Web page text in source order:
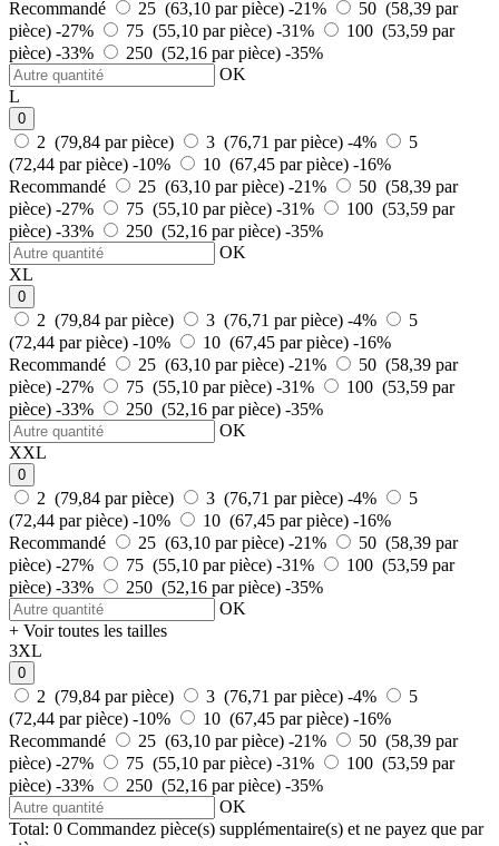
Recommandé 25 (63,10 par pièce) -21%
50 (58,39 par
pièce) -27% 75 (55,10 par pièce) -31%
100 (53,59 par
pièce) -33% 250 (52,16 par pièce) -35%
OK
L
0
2 (79,84 par pièce) 3 (76,71 par pièce) -4%
5
(72,44 par pièce) -10% 10 (67,45 par pièce) -16%
Recommandé
25 (63,10 par pièce) -21%
50 (58,39 par
pièce) -27% 75 (55,10 par pièce) -31%
100 (53,59 par
pièce) -33% 250 (52,16 par pièce) -35%
OK
XL
0
2 (79,84 par pièce) 3 (76,71 par pièce) -4%
5
(72,44 par pièce) -10% 10 (67,45 par pièce) -16%
Recommandé
25 (63,10 par pièce) -21%
50 (58,39 par
pièce) -27% 75 (55,10 par pièce) -31%
100 (53,59 par
pièce) -33% 250 (52,16 par pièce) -35%
OK
XXL
0
2 (79,84 par pièce) 3 (76,71 par pièce) -4%
5
(72,44 par pièce) -10% 10 (67,45 par pièce) -16%
Recommandé
25 (63,10 par pièce) -21%
50 (58,39 par
pièce) -27% 75 (55,10 par pièce) -31%
100 (53,59 par
pièce) -33% 250 (52,16 par pièce) -35%
OK
+ Voir toutes les tailles
3XL
0
2 (79,84 par pièce) 3 (76,71 par pièce) -4%
5
(72,44 par pièce) -10% 10 (67,45 par pièce) -16%
Recommandé
25 (63,10 par pièce) -21%
50 (58,39 par
pièce) -27% 75 (55,10 par pièce) -31%
100 (53,59 par
pièce) -33% 250 (52,16 par pièce) -35%
OK
Total: 0 Commandez pièce(s) supplémentaire(s) et ne payez que par